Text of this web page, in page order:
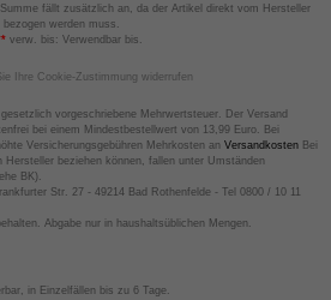
fällt zusätzlich an, da der Artikel direkt vom Hersteller
bezogen werden muss.
verw. bis: Verwendbar bis.
Ihre Cookie-Zustimmung widerrufen
vorgeschriebene Mehrwertsteuer. Der Versand
bei einem Mindestbestellwert von 13,99 Euro. Bei
Versicherungsgebühren Mehrkosten an VersandkostenBei
beziehen können, fallen unter Umständen
BK).
Str. 27 - 49214 Bad Rothenfelde - Tel 0800 / 10 11
Abgabe nur in haushaltsüblichen Mengen.
in Einzelfällen bis zu 6 Tage.